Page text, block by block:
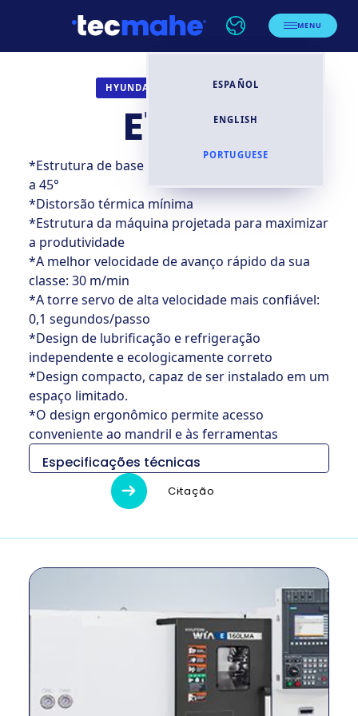
ESPAÑOL
ENGLISH
PORTUGUESE
MENU
HYUNDAI WIA TORNOS CNC
E160A
*Estrutura de base rígida de peça única inclinada
a 45°
*Distorsão térmica mínima
*Estrutura da máquina projetada para maximizar
a produtividade
*A melhor velocidade de avanço rápido da sua
classe: 30 m/min
*A torre servo de alta velocidade mais confiável:
0,1 segundos/passo
*Design de lubrificação e refrigeração
independente e ecologicamente correto
*Design compacto, capaz de ser instalado em um
espaço limitado.
*O design ergonômico permite acesso
conveniente ao mandril e às ferramentas
Especificações técnicas
Descripción Unidad
x Al)
Peso
kg
2,400
giro máximo
mm 300
Tamaño del
pulgada
Citação